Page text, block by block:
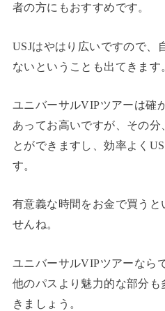
者の方にもおすすめです。
USJはやはり広いですので、
ないということも出てきます
ユニバーサルVIPツアーは確
あってお高いですが、その
とができますし、効率よく
す。
有意義な時間をお金で買うと
せんね。
ユニバーサルVIPツアーなら
他のパスより魅力的な部分
きましょう。